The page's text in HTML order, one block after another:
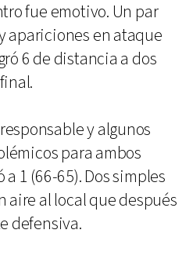
fue emotivo. Un par
apariciones en ataque
6 de distancia a dos
y algunos
para ambos
1 (66-65). Dos simples
aire al local que después
defensiva.